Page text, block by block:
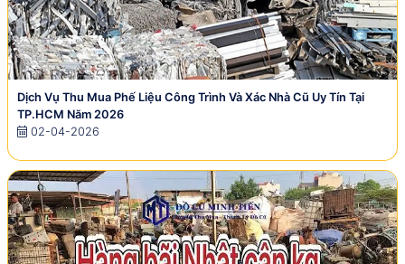
Dịch Vụ Thu Mua Phế Liệu Công Trình Và Xác Nhà Cũ Uy Tín Tại
TP.HCM Năm 2026
02-04-2026